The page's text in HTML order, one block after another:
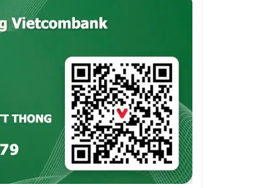
Tỷ lệ lấy
mẫu âm
thanh
8 kHz/16 kHz/32 kHz/44,1 kHz/48 kHz
Có
TCP/IP, ICMP, HTTP, HTTPS, FTP, DHCP, DNS,
RTSP, NTP, UPnP, SMTP, IGMP, 802.1X, QoS, IPv4,
UDP, Bonjour, SSL/TLS, PPPoE, SNMP, WebSocket,
WebSockets
Xem trực